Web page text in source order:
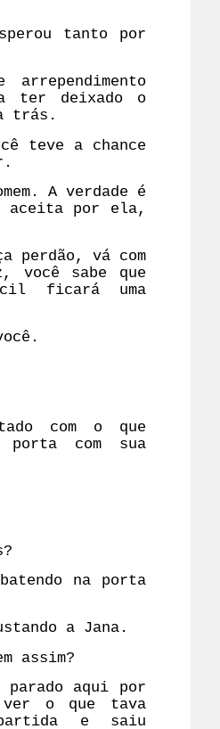
tanto por
ter deixado o
trás.
teve a chance
A verdade é
aceita por ela,
perdão, vá com
você sabe que
ficará uma
com o que
com sua
na porta
a Jana.
assim?
aqui por
o que tava
partida e saiu